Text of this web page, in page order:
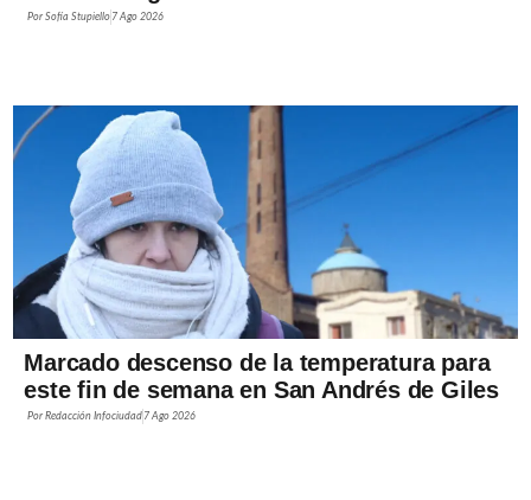
PorSofía Stupiello 7 Ago 2026
Marcado descenso de la temperatura para
este fin de semana en San Andrés de Giles
PorRedacción Infociudad 7 Ago 2026